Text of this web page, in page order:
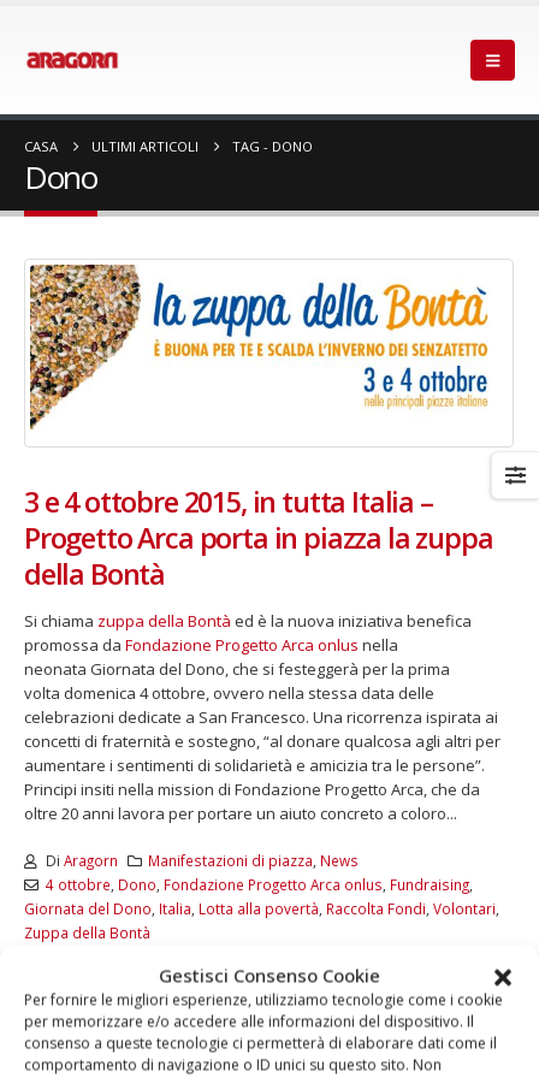
Gestisci Consenso Cookie
Per fornire le migliori esperienze, utilizziamo tecnologie come i cookie
per memorizzare e/o accedere alle informazioni del dispositivo. Il
consenso a queste tecnologie ci permetterà di elaborare dati come il
comportamento di navigazione o ID unici su questo sito. Non
CASA ULTIMI ARTICOLI TAG - DONO
Dono
3 e 4 ottobre 2015, in tutta Italia –
Progetto Arca porta in piazza la zuppa
della Bontà
Si chiama zuppa della Bontà ed è la nuova iniziativa benefica
promossa da Fondazione Progetto Arca onlus nella
neonata Giornata del Dono, che si festeggerà per la prima
volta domenica 4 ottobre, ovvero nella stessa data delle
celebrazioni dedicate a San Francesco. Una ricorrenza ispirata ai
concetti di fraternità e sostegno, “al donare qualcosa agli altri per
aumentare i sentimenti di solidarietà e amicizia tra le persone”.
Principi insiti nella mission di Fondazione Progetto Arca, che da
oltre 20 anni lavora per portare un aiuto concreto a coloro...
Di Aragorn Manifestazioni di piazza News
4 ottobre Dono Fondazione Progetto Arca onlus Fundraising,
Giornata del Dono Italia Lotta alla povertà Raccolta Fondi Volontari
Zuppa della Bontà
LEGGI DI PIÙ...